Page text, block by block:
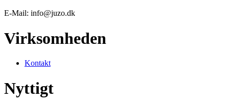
E-Mail: info@juzo.dk
Virksomheden
Kontakt
Nyttigt